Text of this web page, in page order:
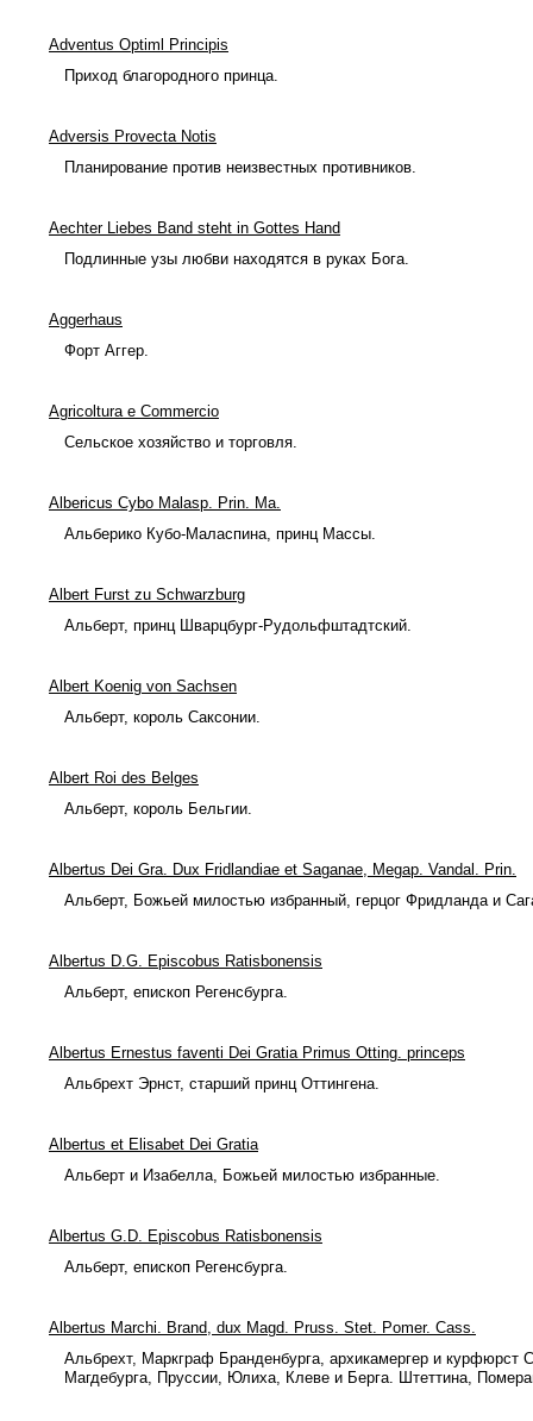
Adventus Optiml Principis
Приход благородного принца.
Adversis Provecta Notis
Планирование против неизвестных противников.
Aechter Liebes Band steht in Gottes Hand
Подлинные узы любви находятся в руках Бога.
Aggerhaus
Форт Аггер.
Agricoltura e Commercio
Сельское хозяйство и торговля.
Albericus Cybo Malasp. Prin. Ma.
Альберико Кубо-Маласпина, принц Массы.
Albert Furst zu Schwarzburg
Альберт, принц Шварцбург-Рудольфштадтский.
Albert Koenig von Sachsen
Альберт, король Саксонии.
Albert Roi des Belges
Альберт, король Бельгии.
Albertus Dei Gra. Dux Fridlandiae et Saganae, Megap. Vandal. Prin.
Альберт, Божьей милостью избранный, герцог Фридланда и
Albertus D.G. Episcobus Ratisbonensis
Альберт, епископ Регенсбурга.
Albertus Ernestus faventi Dei Gratia Primus Otting. princeps
Альбрехт Эрнст, старший принц Оттингена.
Albertus et Elisabet Dei Gratia
Альберт и Изабелла, Божьей милостью избранные.
Albertus G.D. Episcobus Ratisbonensis
Альберт, епископ Регенсбурга.
Albertus Marchi. Brand, dux Magd. Pruss. Stet. Pomer. Cass.
Альбрехт, Маркграф Бранденбурга, архикамергер и курфюрст
Магдебурга, Пруссии, Юлиха, Клеве и Берга. Штеттина,